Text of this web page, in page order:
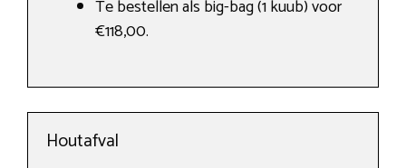
Te bestellen als big-bag (1 kuub) voor
€118,00.
Houtafval